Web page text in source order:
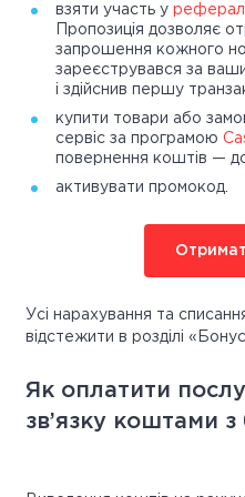
взяти участь у
Пропозиція дозволяє
запрошення кожного
зареєструвався за
і здійснив першу
купити товари або
сервіс за програмою
повернення коштів — до
активувати промокод.
Усі нарахування та
відстежити в розділі
Як оплатити
зв’язку коштами